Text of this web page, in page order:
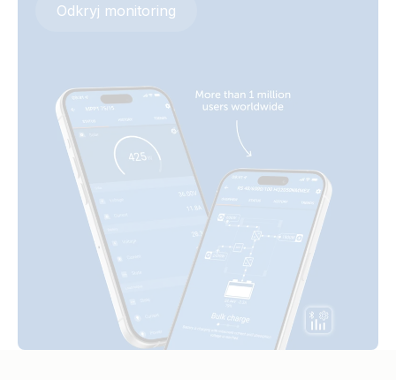
Wall mount enclosure for BMV or MPPT Control (with
BMV)
Odkryj monitoring